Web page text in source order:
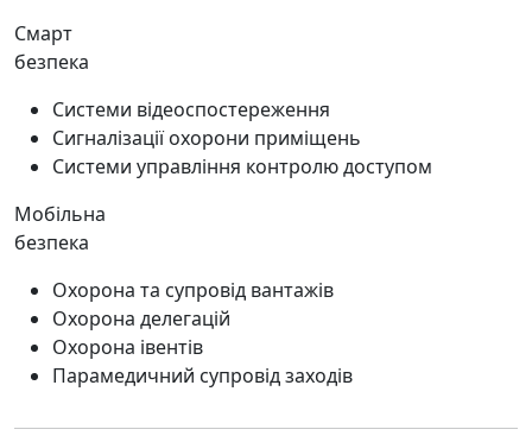
Смарт
безпека
Системи відеоспостереження
Сигналізації охорони приміщень
Системи управління контролю доступом
Мобільна
безпека
Охорона та супровід вантажів
Охорона делегацій
Охорона івентів
Парамедичний супровід заходів